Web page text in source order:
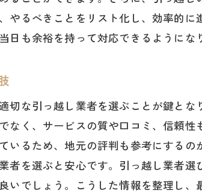
県への転入手続きの流れ
当日の流れを把握してスムーズに進行
県での引っ越しに伴う交通渋滞の対策
の搬入出を円滑に行うための準備
っ越し当日に必要なチェックリスト
っ越し作業の進行を助ける便利グッズ
越し終了後の最終確認ポイント
やるべきことをリスト化し、効率的
も余裕を持って対応できるようにな
切な引っ越し業者を選ぶことが鍵と
なく、サービスの質や口コミ、信頼
いるため、地元の評判も参考にする
者を選ぶと安心です。引っ越し業者
いでしょう。こうした情報を整理し